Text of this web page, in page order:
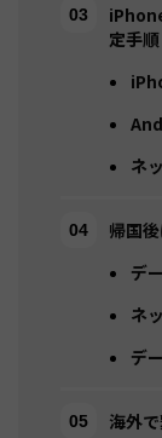
定手順
ネ
帰国
デ
ネ
デ
海外